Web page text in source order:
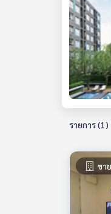
รายการ (1)
ขาย